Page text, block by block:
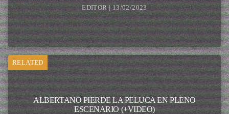
EDITOR | 13/02/2023
RELATED
ALBERTANO PIERDE LA PELUCA EN PLENO
ESCENARIO (+VIDEO)